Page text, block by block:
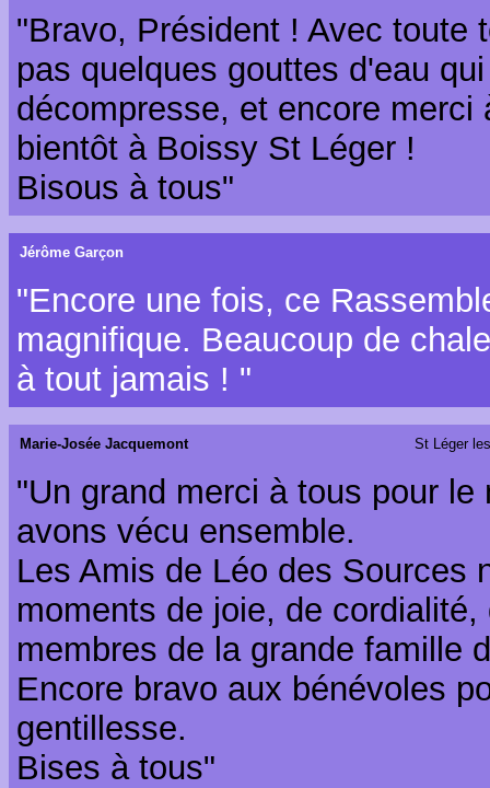
"Bravo, Président ! Avec toute
pas quelques gouttes d'eau
décompresse, et encore
bientôt à Boissy St Léger !
Bisous à tous"
Jérôme Garçon
"Encore une fois, ce
magnifique. Beaucoup de
à tout jamais ! "
Marie-Josée Jacquemont St Léger
"Un grand merci à tous pour
avons vécu ensemble.
Les Amis de Léo des Sources
moments de joie, de
membres de la grande famille
Encore bravo aux bénévoles
gentillesse.
Bises à tous"